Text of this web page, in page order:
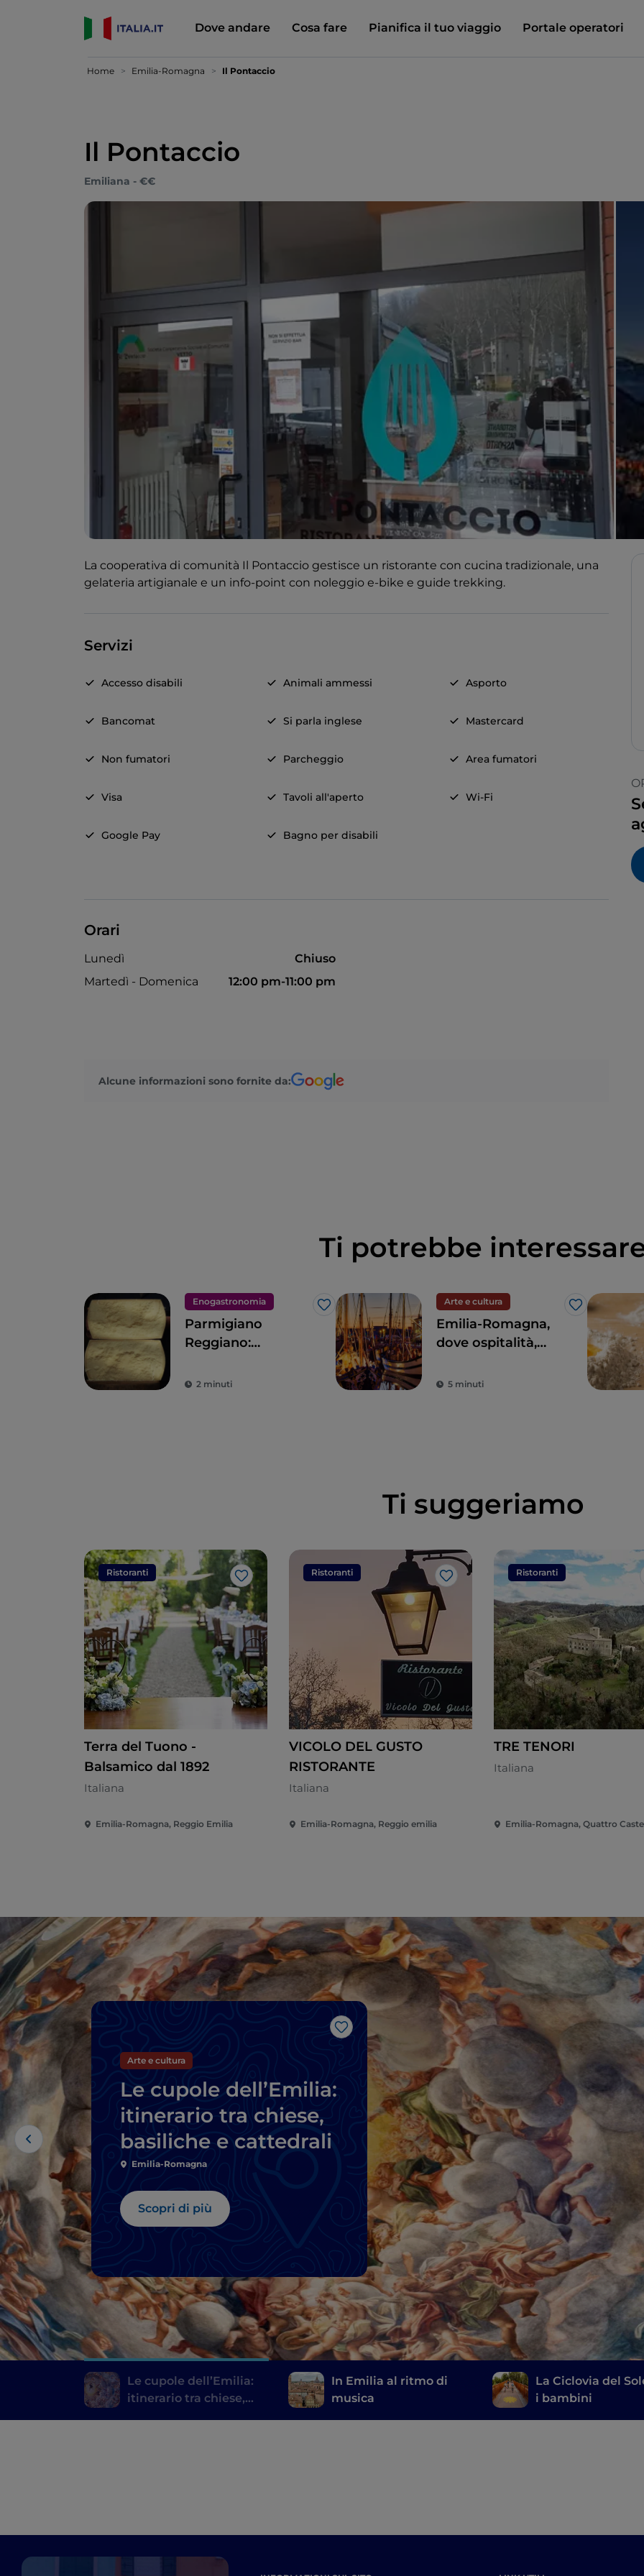
Dove andare Cosa fare Pianifica il tuo viaggio Portale operatori
Home Emilia-Romagna Il Pontaccio
Il Pontaccio
Emiliana - €€
La cooperativa di comunità Il Pontaccio gestisce un ristorante con cucina tradizionale, una
gelateria artigianale e un info-point con noleggio e-bike e guide trekking.
Servizi
Accesso disabili Animali ammessi Asporto
Bancomat Si parla inglese Mastercard
Non fumatori Parcheggio Area fumatori
Visa Tavoli all'aperto Wi-Fi
Google Pay Bagno per disabili
Orari
Lunedì
Chiuso
Martedì - Domenica
12:00 pm-11:00 pm
Alcune informazioni sono fornite da:
Ti potrebbe
Enogastronomia
Like
Parmigiano
Reggiano:
2 minuti
Arte e cultura
Like
Emilia-Romagna,
dove ospitalità,
buona cucina vi
5 minuti
Ti suggeriamo
Ristoranti
Like
Terra del Tuono -
Balsamico dal 1892
Italiana
Emilia-Romagna, Reggio Emilia
Ristoranti
Like
VICOLO DEL GUSTO
RISTORANTE
Italiana
Emilia-Romagna, Reggio emilia
Ristoranti
TRE TENORI
Italiana
Emilia-Romagna, Quattro
Like
Arte e cultura
Le cupole dell’Emilia:
itinerario tra chiese,
basiliche e cattedrali
Emilia-Romagna
Scopri di più
Le cupole dell’Emilia:
itinerario tra chiese,
In Emilia al ritmo di
musica
La Ciclovia del
i bambini